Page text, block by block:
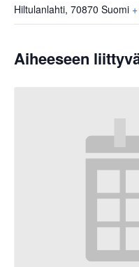
Hiltulanlahti, 70870 Suomi
Aiheeseen